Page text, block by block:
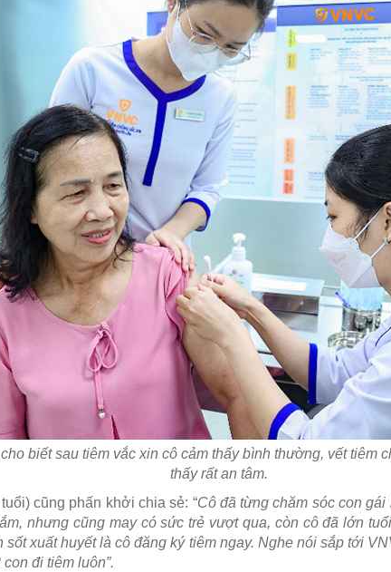
biết sau tiêm vắc xin cô cảm thấy bình thường, vết tiêm
thấy rất an tâm.
cũng phấn khởi chia sẻ: “Cô đã từng chăm sóc con
nhưng cũng may có sức trẻ vượt qua, còn cô đã lớn
xuất huyết là cô đăng ký tiêm ngay. Nghe nói sắp tới
đi tiêm luôn”.